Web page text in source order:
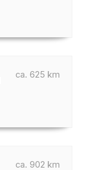
ca. 625 km
ca. 902 km